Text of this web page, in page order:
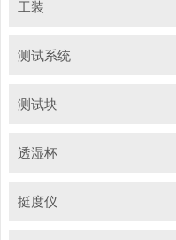
工装
测试系统
测试块
透湿杯
挺度仪